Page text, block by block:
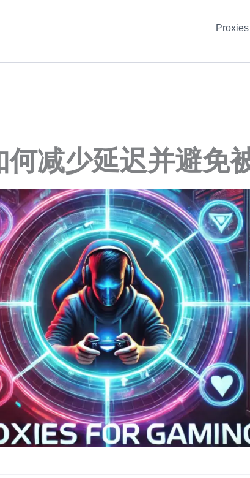
Proxies
减少延迟并避免